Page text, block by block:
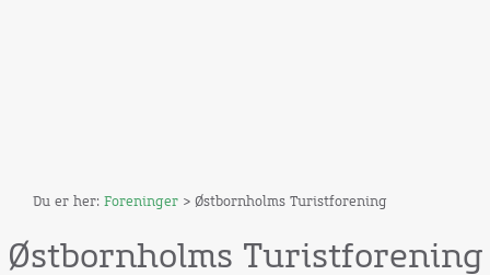
Du er her: Foreninger > Østbornholms Turistforening
Østbornholms Turistforening